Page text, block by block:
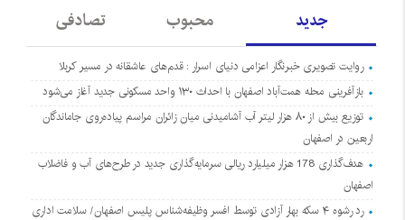
جدید محبوب تصادفی
روایت تصویری خبرنگار اعزامی دنیای اسرار : قدم‌های عاشقانه در مسیر کربلا
بازآفرینی محله همت‌آباد اصفهان با احداث ۱۳۰ واحد مسکونی جدید آغاز می‌شود
توزیع بیش از ۸۰ هزار لیتر آب آشامیدنی میان زائران مراسم پیاده‌روی جاماندگان
اربعین در اصفهان
هدف‌گذاری 178 هزار میلیارد ریالی سرمایه‌گذاری جدید در طرح‌های آب و فاضلاب
اصفهان
رد رشوه ۴ سکه بهار آزادی توسط افسر وظیفه‌شناس پلیس اصفهان/ سلامت اداری